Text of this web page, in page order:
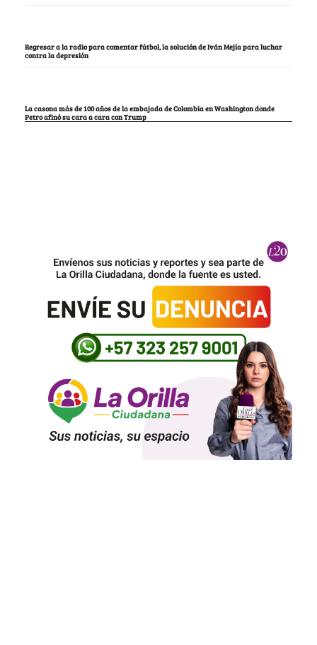
Regresar a la radio para comentar fútbol, la solución de Iván Mejía para luchar
contra la depresión
La casona más de 100 años de la embajada de Colombia en Washington donde
Petro afinó su cara a cara con Trump